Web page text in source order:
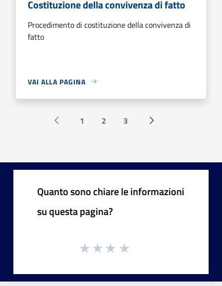
Costituzione della convivenza di fatto
Procedimento di costituzione della convivenza di
fatto
VAI ALLA PAGINA
Pagina precedente
1 2 3 Successiva »
Quanto sono chiare le informazioni
su questa pagina?